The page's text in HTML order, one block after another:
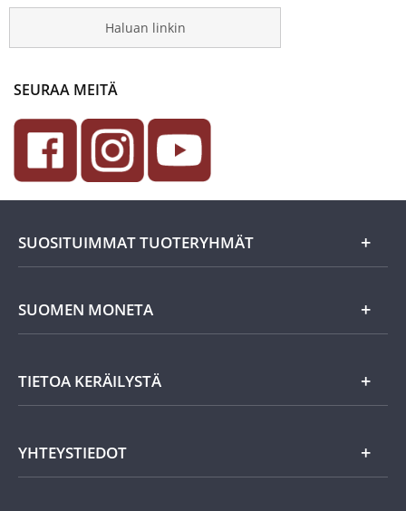
Haluan linkin
SEURAA MEITÄ
SUOSITUIMMAT TUOTERYHMÄT
Uutuudet
Eurokolikot
Vanhat rahat
SUOMEN MONETA
Töihin Suomen Monetaan?
TIETOA KERÄILYSTÄ
YHTEYSTIEDOT